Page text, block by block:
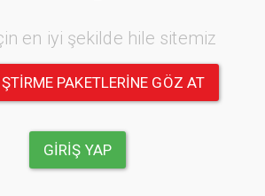
en iyi şekilde hile sitemiz
PAKETLERINE GÖZ AT
GIRIŞ YAP